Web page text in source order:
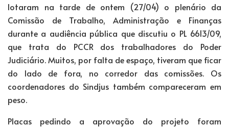
lotaram na tarde de ontem (27/04) o plenário da
Comissão de Trabalho, Administração e Finanças
durante a audiência pública que discutiu o PL 6613/09,
que trata do PCCR dos trabalhadores do Poder
Judiciário. Muitos, por falta de espaço, tiveram que ficar
do lado de fora, no corredor das comissões. Os
coordenadores do Sindjus também compareceram em
peso.
Placas pedindo a aprovação do projeto foram